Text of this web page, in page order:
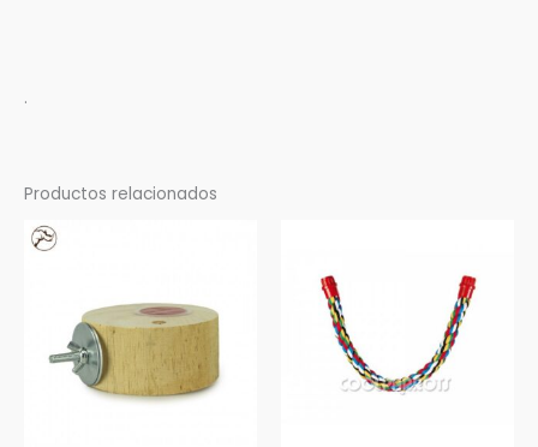
.
Productos relacionados